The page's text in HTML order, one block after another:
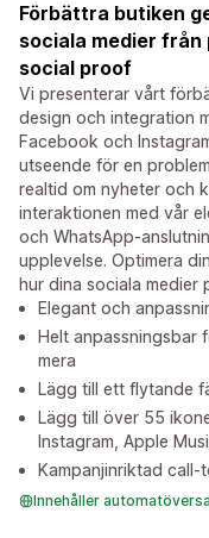
Förbättra butiken
sociala medier
social proof
Vi presenterar vårt
design och integration
Facebook och
utseende för en
realtid om nyheter och
interaktionen med vår
och WhatsApp-
upplevelse. Optimera
hur dina sociala medier
Elegant och
Helt anpassningsbar
mera
Lägg till ett flytande
Lägg till över 55
Instagram, Apple
Kampanjinriktad call-
Innehåller